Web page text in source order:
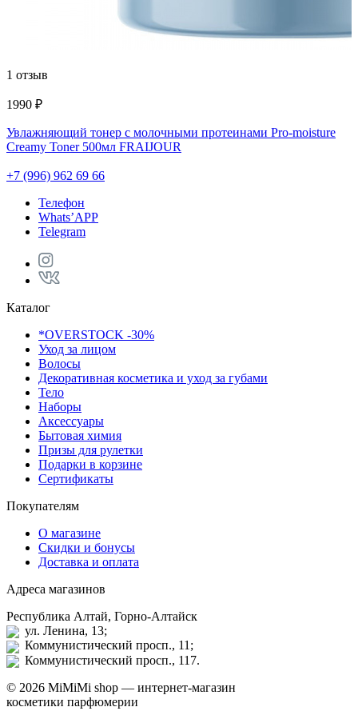
1 отзыв
1990 ₽
Увлажняющий тонер с молочными протеинами Pro-moisture
Creamy Toner 500мл FRAIJOUR
+7 (996) 962 69 66
Телефон
Whats’APP
Telegram
Каталог
*OVERSTOCK -30%
Уход за лицом
Волосы
Декоративная косметика и уход за губами
Тело
Наборы
Аксессуары
Бытовая химия
Призы для рулетки
Подарки в корзине
Сертификаты
Покупателям
О магазине
Скидки и бонусы
Доставка и оплата
Адреса магазинов
Республика Алтай, Горно-Алтайск
ул. Ленина, 13;
Коммунистический просп., 11;
Коммунистический просп., 117.
© 2026 MiMiMi shop — интернет-магазин
косметики парфюмерии